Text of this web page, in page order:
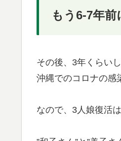
もう6-7年
その後、3年くらい
沖縄でのコロナの感
なので、3人娘復活